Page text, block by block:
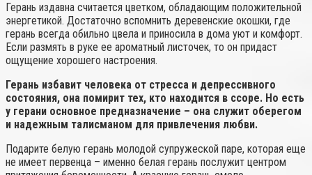
Герань издавна считается цветком, обладающим положительной
энергетикой. Достаточно вспомнить деревенские окошки, где
герань всегда обильно цвела и приносила в дома уют и комфорт.
Если размять в руке ее ароматный листочек, то он придаст
ощущение хорошего настроения.
Герань избавит человека от стресса и депрессивного
состояния, она помирит тех, кто находится в ссоре. Но есть
у герани основное предназначение – она служит оберегом
и надежным талисманом для привлечения любви.
Подарите белую герань молодой супружеской паре, которая еще
не имеет первенца – именно белая герань послужит центром